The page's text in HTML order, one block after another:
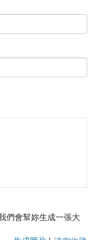
們會幫妳生成一張大